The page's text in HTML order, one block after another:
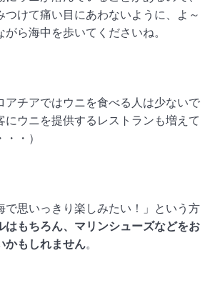
つけて痛い目にあわないように、よ～
がら海中を歩いてくださいね。
アチアではウニを食べる人は少ないで
にウニを提供するレストランも増えて
・）
で思いっきり楽しみたい！」という方
はもちろん、マリンシューズなどをお
かもしれません。